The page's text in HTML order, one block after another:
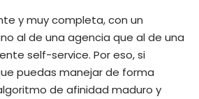
y muy completa, con un
al de una agencia que al de una
self-service. Por eso, si
puedas manejar de forma
de afinidad maduro y